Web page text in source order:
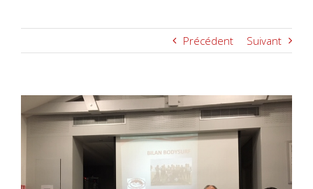
Précédent Suivant
Voir
l'image